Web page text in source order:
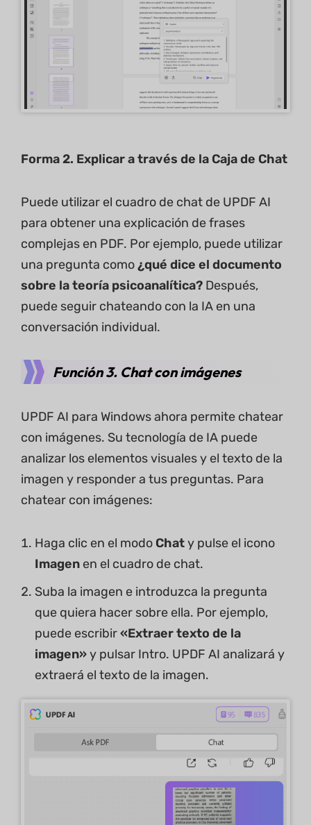
Forma 2. Explicar a través de la Caja de Chat
Puede utilizar el cuadro de chat de UPDF AI
para obtener una explicación de frases
complejas en PDF. Por ejemplo, puede utilizar
una pregunta como¿qué dice el documento
sobre la teoría psicoanalítica? Después,
puede seguir chateando con la IA en una
conversación individual.
Función 3. Chat con imágenes
UPDF AI para Windows ahora permite chatear
con imágenes. Su tecnología de IA puede
analizar los elementos visuales y el texto de la
imagen y responder a tus preguntas. Para
chatear con imágenes:
Haga clic en el modo Chaty pulse el icono
Imagen en el cuadro de chat.
Suba la imagen e introduzca la pregunta
que quiera hacer sobre ella. Por ejemplo,
puede escribir«Extraer texto de la
imagen»y pulsar Intro. UPDF AI analizará y
extraerá el texto de la imagen.